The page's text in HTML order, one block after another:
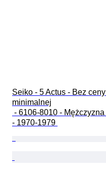
Seiko - 5 Actus - Bez ceny
minimalnej
- 1970-1979